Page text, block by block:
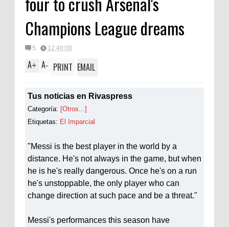
Champions League dreams
5 12:40:00
A+ A- PRINT EMAIL
Tus noticias en Rivaspress
Categoría: [Otros...]
Etiquetas: El Imparcial
"Messi is the best player in the world by a
distance. He's not always in the game, but when
he is he's really dangerous. Once he's on a run
he's unstoppable, the only player who can
change direction at such pace and be a threat."
Messi's performances this season have